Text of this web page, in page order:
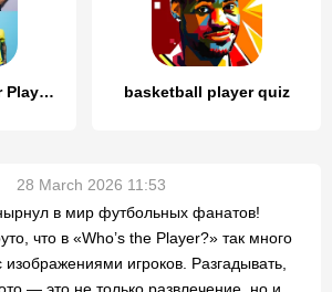
Guess The Soccer Player Quiz basketball player quiz
28 March 2026 11:53
в мир футбольных фанатов!
что в «Who’s the Player?» так много
изображениями игроков. Разгадывать,